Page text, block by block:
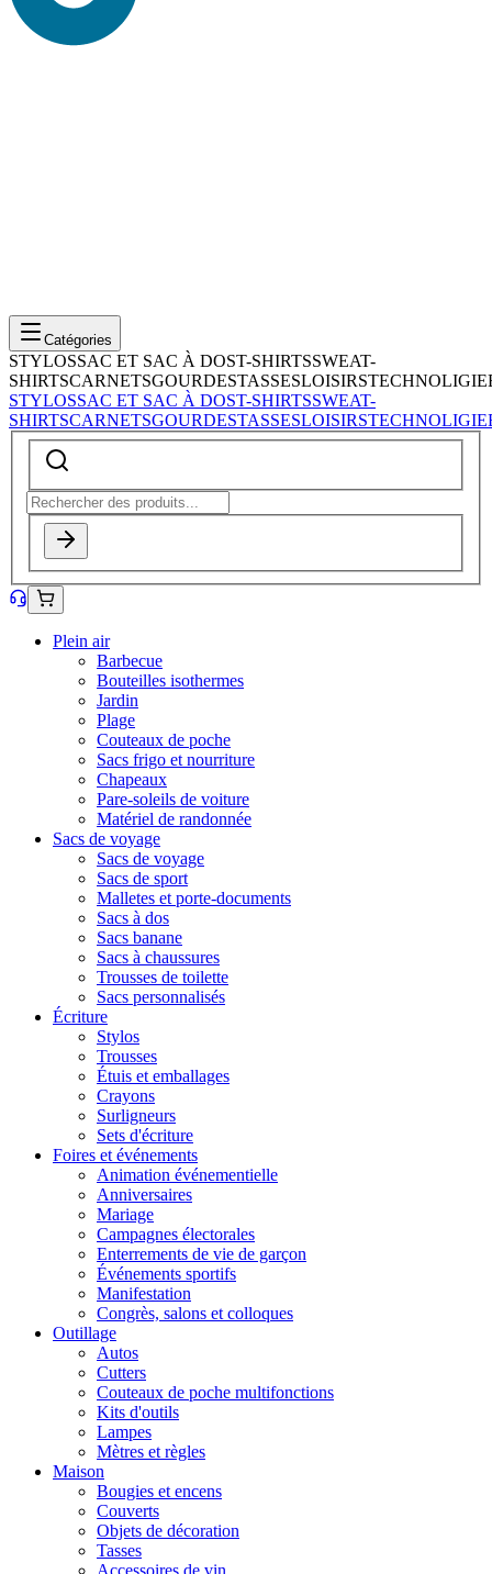
Catégories
STYLOSSAC ET SAC À DOST-SHIRTSSWEAT-
SHIRTSCARNETSGOURDESTASSESLOISIRSTECHNOLIGIE
STYLOSSAC ET SAC À DOST-SHIRTSSWEAT-
SHIRTSCARNETSGOURDESTASSESLOISIRSTECHNOLIGIE
Plein air
Barbecue
Bouteilles isothermes
Jardin
Plage
Couteaux de poche
Sacs frigo et nourriture
Chapeaux
Pare-soleils de voiture
Matériel de randonnée
Sacs de voyage
Sacs de voyage
Sacs de sport
Malletes et porte-documents
Sacs à dos
Sacs banane
Sacs à chaussures
Trousses de toilette
Sacs personnalisés
Écriture
Stylos
Trousses
Étuis et emballages
Crayons
Surligneurs
Sets d'écriture
Foires et événements
Animation événementielle
Anniversaires
Mariage
Campagnes électorales
Enterrements de vie de garçon
Événements sportifs
Manifestation
Congrès, salons et colloques
Outillage
Autos
Cutters
Couteaux de poche multifonctions
Kits d'outils
Lampes
Mètres et règles
Maison
Bougies et encens
Couverts
Objets de décoration
Tasses
Accessoires de vin